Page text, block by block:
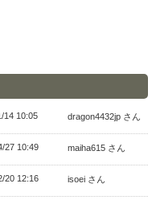
14 10:05 dragon4432jp さん
27 10:49 maiha615 さん
20 12:16 isoei さん